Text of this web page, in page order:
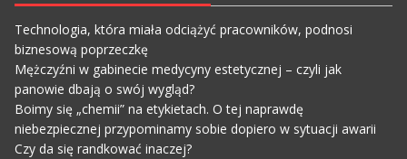
Technologia, która miała odciążyć pracowników, podnosi
biznesową poprzeczkę
Mężczyźni w gabinecie medycyny estetycznej – czyli jak
panowie dbają o swój wygląd?
Boimy się „chemii” na etykietach. O tej naprawdę
niebezpiecznej przypominamy sobie dopiero w sytuacji awarii
Czy da się randkować inaczej?